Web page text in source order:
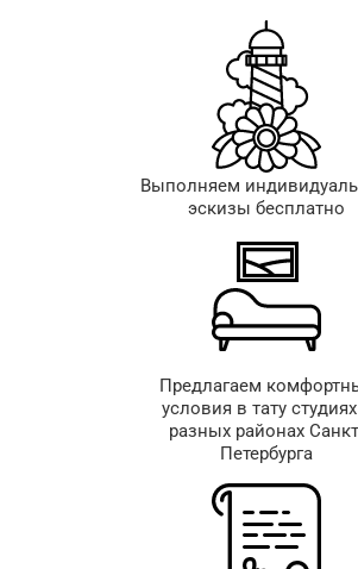
Выполняем
эскизы бесплатно
Предлагаем
условия в тату
разных районах
Петербурга